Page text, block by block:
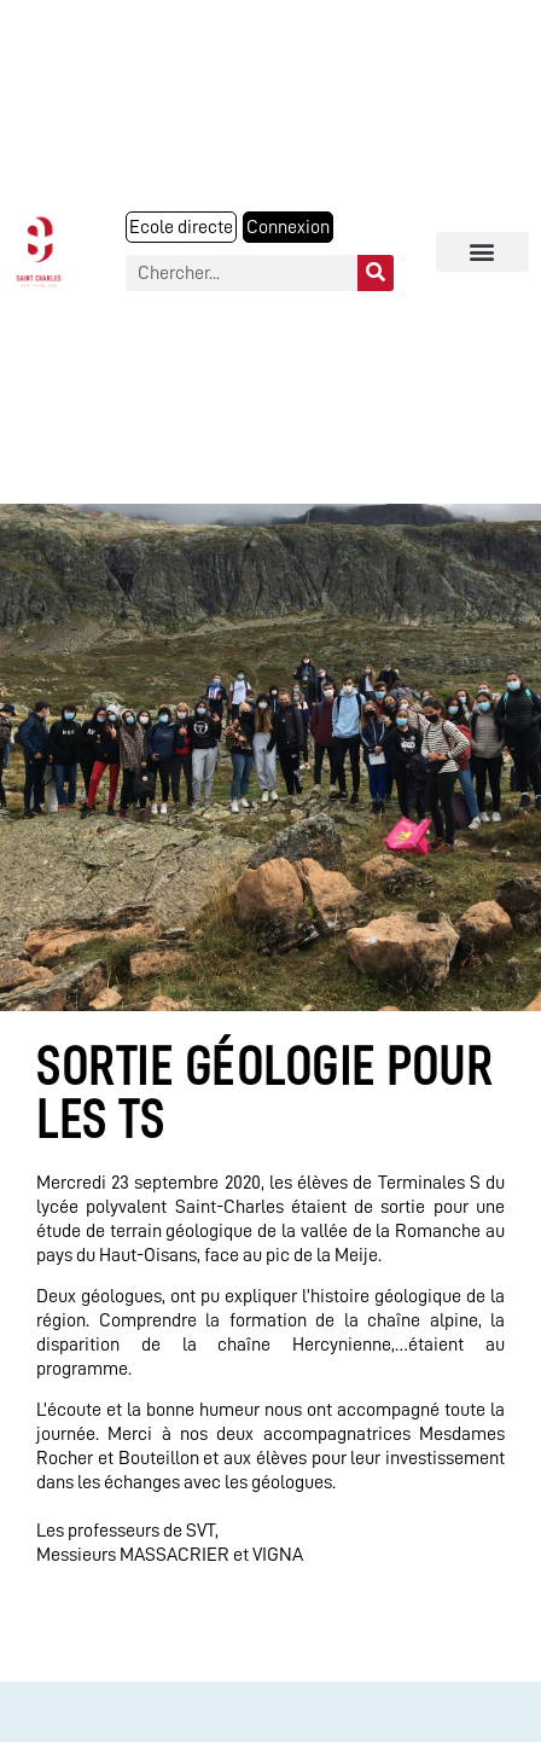
Ecole directe Connexion
SORTIE GÉOLOGIE POUR
LES TS
Mercredi 23 septembre 2020, les élèves de Terminales S du
lycée polyvalent Saint-Charles étaient de sortie pour une
étude de terrain géologique de la vallée de la Romanche au
pays du Haut-Oisans, face au pic de la Meije.
Deux géologues, ont pu expliquer l’histoire géologique de la
région. Comprendre la formation de la chaîne alpine, la
disparition de la chaîne Hercynienne,…étaient au
programme.
L’écoute et la bonne humeur nous ont accompagné toute la
journée. Merci à nos deux accompagnatrices Mesdames
Rocher et Bouteillon et aux élèves pour leur investissement
dans les échanges avec les géologues.
Les professeurs de SVT,
Messieurs MASSACRIER et VIGNA